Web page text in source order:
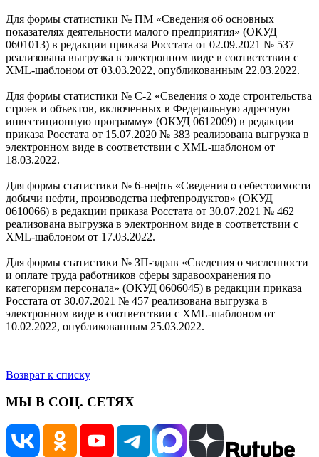
Для формы статистики № ПМ «Сведения об основных
показателях деятельности малого предприятия» (ОКУД
0601013) в редакции приказа Росстата от 02.09.2021 № 537
реализована выгрузка в электронном виде в соответствии с
XML-шаблоном от 03.03.2022, опубликованным 22.03.2022.
Для формы статистики № С-2 «Сведения о ходе строительства
строек и объектов, включенных в Федеральную адресную
инвестиционную программу» (ОКУД 0612009) в редакции
приказа Росстата от 15.07.2020 № 383 реализована выгрузка в
электронном виде в соответствии с XML-шаблоном от
18.03.2022.
Для формы статистики № 6-нефть «Сведения о себестоимости
добычи нефти, производства нефтепродуктов» (ОКУД
0610066) в редакции приказа Росстата от 30.07.2021 № 462
реализована выгрузка в электронном виде в соответствии с
XML-шаблоном от 17.03.2022.
Для формы статистики № ЗП-здрав «Сведения о численности
и оплате труда работников сферы здравоохранения по
категориям персонала» (ОКУД 0606045) в редакции приказа
Росстата от 30.07.2021 № 457 реализована выгрузка в
электронном виде в соответствии с XML-шаблоном от
10.02.2022, опубликованным 25.03.2022.
Возврат к списку
МЫ В СОЦ. СЕТЯХ